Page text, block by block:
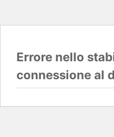
Errore nello
connessione al